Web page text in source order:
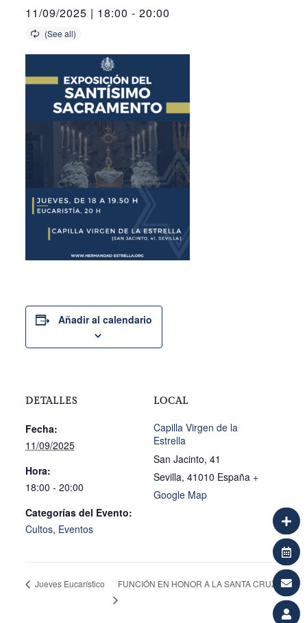
11/09/2025 | 18:00 - 20:00
Añadir al calendario
DETALLES
Fecha:
11/09/2025
Hora:
18:00 - 20:00
Categorías del Evento:
Cultos, Eventos
LOCAL
Capilla Virgen de la
Estrella
San Jacinto, 41
Sevilla, 41010 España +
Google Map
Jueves Eucarístico FUNCIÓN EN HONOR A LA SANTA CRUZ